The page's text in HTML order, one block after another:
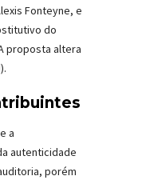
Fonteyne, e
do
proposta altera
a
autenticidade
porém